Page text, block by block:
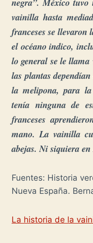
negra”.México tuvo
vainilla hasta
franceses se llevaron
el océano indico,
lo general se le
las plantas
la melipona, para
tenía ninguna de
franceses
mano. La vainilla
abejas. Ni siquiera
Fuentes: Historia
Nueva España.
La historia de la